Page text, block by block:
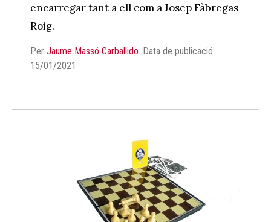
encarregar tant a ell com a Josep Fàbregas
Roig.
Per Jaume Massó Carballido Data de publicació:
15/01/2021